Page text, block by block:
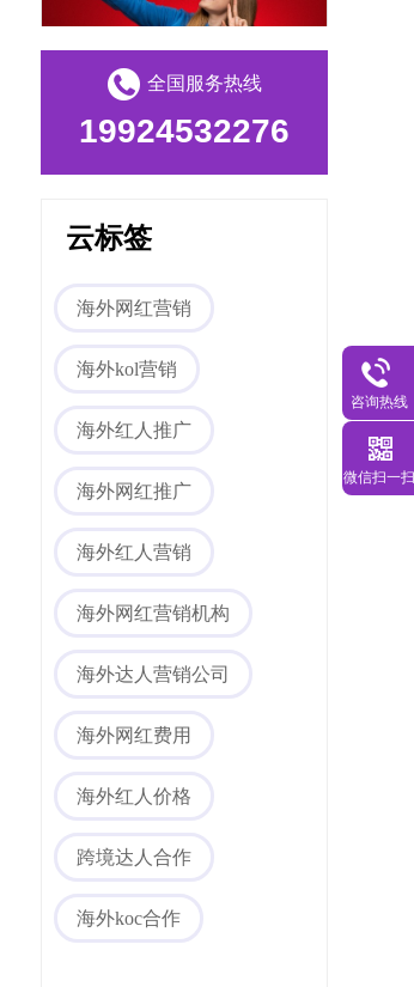
海外网红营销
海外社媒代运营
全国服务热线
19924532276
云标签
海外网红营销
海外kol营销
海外红人推广
海外网红推广
海外红人营销
海外网红营销机构
海外达人营销公司
海外网红费用
海外红人价格
跨境达人合作
海外koc合作
咨询热线
微信扫一扫